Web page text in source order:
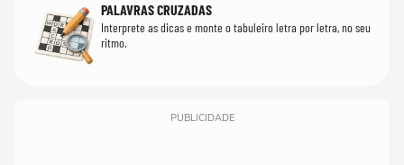
PALAVRAS CRUZADAS
Interprete as dicas e monte o tabuleiro letra por letra, no seu
ritmo.
PUBLICIDADE